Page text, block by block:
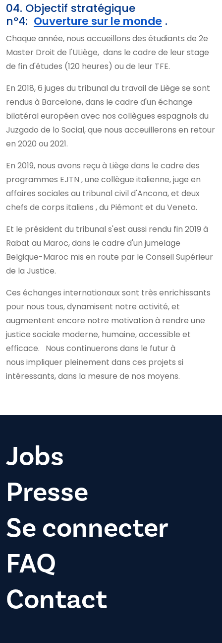
04. Objectif stratégique
n°4: Ouverture sur le monde .
Chaque année, nous accueillons des étudiants de 2e
Master Droit de l'ULiège, dans le cadre de leur stage
de fin d'études (120 heures) ou de leur TFE.
En 2018, 6 juges du tribunal du travail de Liège se sont
rendus à Barcelone, dans le cadre d'un échange
bilatéral européen avec nos collègues espagnols du
Juzgado de lo Social, que nous acceuillerons en retour
en 2020 ou 2021.
En 2019, nous avons reçu à Liège dans le cadre des
programmes EJTN , une collègue italienne, juge en
affaires sociales au tribunal civil d'Ancona, et deux
chefs de corps italiens , du Piémont et du Veneto.
Et le président du tribunal s'est aussi rendu fin 2019 à
Rabat au Maroc, dans le cadre d'un jumelage
Belgique-Maroc mis en route par le Conseil Supérieur
de la Justice.
Ces échanges internationaux sont très enrichissants
pour nous tous, dynamisent notre activité, et
augmentent encore notre motivation à rendre une
justice sociale moderne, humaine, accessible et
efficace. Nous continuerons dans le futur à
nous impliquer pleinement dans ces projets si
intéressants, dans la mesure de nos moyens.
Jobs
Presse
Se connecter
FAQ
Contact